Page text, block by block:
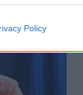
Policy